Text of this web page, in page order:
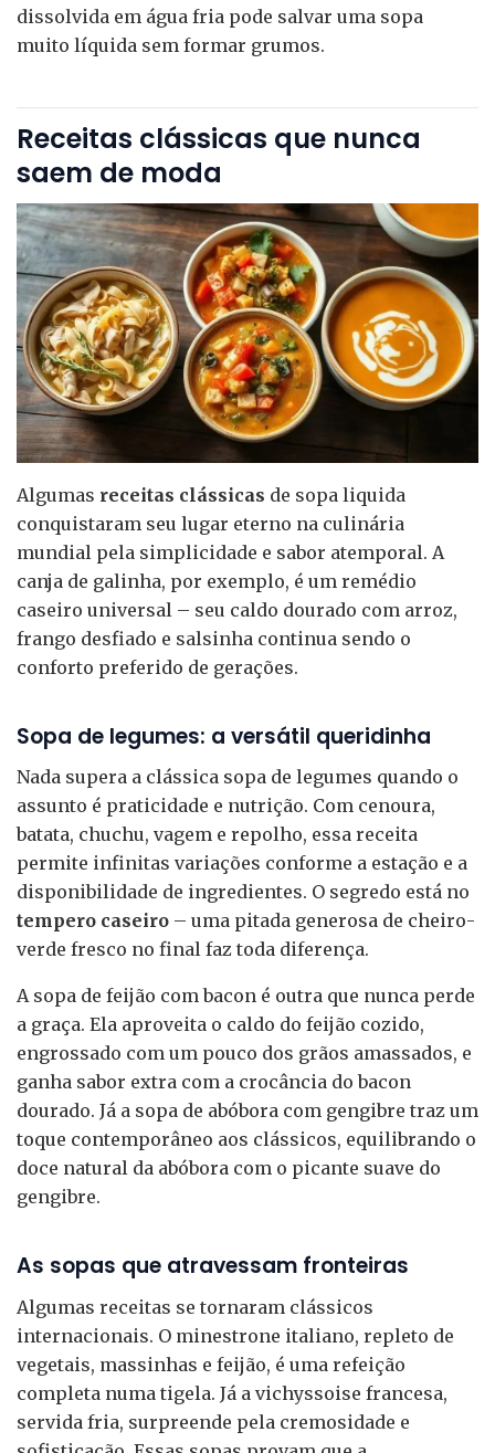
dissolvida em água fria pode salvar uma sopa
muito líquida sem formar grumos.
Receitas clássicas que nunca
saem de moda
Algumas receitas clássicas de sopa liquida
conquistaram seu lugar eterno na culinária
mundial pela simplicidade e sabor atemporal. A
canja de galinha, por exemplo, é um remédio
caseiro universal – seu caldo dourado com arroz,
frango desfiado e salsinha continua sendo o
conforto preferido de gerações.
Sopa de legumes: a versátil queridinha
Nada supera a clássica sopa de legumes quando o
assunto é praticidade e nutrição. Com cenoura,
batata, chuchu, vagem e repolho, essa receita
permite infinitas variações conforme a estação e a
disponibilidade de ingredientes. O segredo está no
tempero caseiro – uma pitada generosa de cheiro-
verde fresco no final faz toda diferença.
A sopa de feijão com bacon é outra que nunca perde
a graça. Ela aproveita o caldo do feijão cozido,
engrossado com um pouco dos grãos amassados, e
ganha sabor extra com a crocância do bacon
dourado. Já a sopa de abóbora com gengibre traz um
toque contemporâneo aos clássicos, equilibrando o
doce natural da abóbora com o picante suave do
gengibre.
As sopas que atravessam fronteiras
Algumas receitas se tornaram clássicos
internacionais. O minestrone italiano, repleto de
vegetais, massinhas e feijão, é uma refeição
completa numa tigela. Já a vichyssoise francesa,
servida fria, surpreende pela cremosidade e